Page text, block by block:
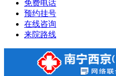
免费电话
预约挂号
在线咨询
来院路线